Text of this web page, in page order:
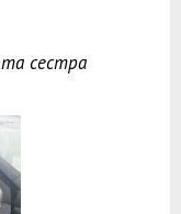
та сестра